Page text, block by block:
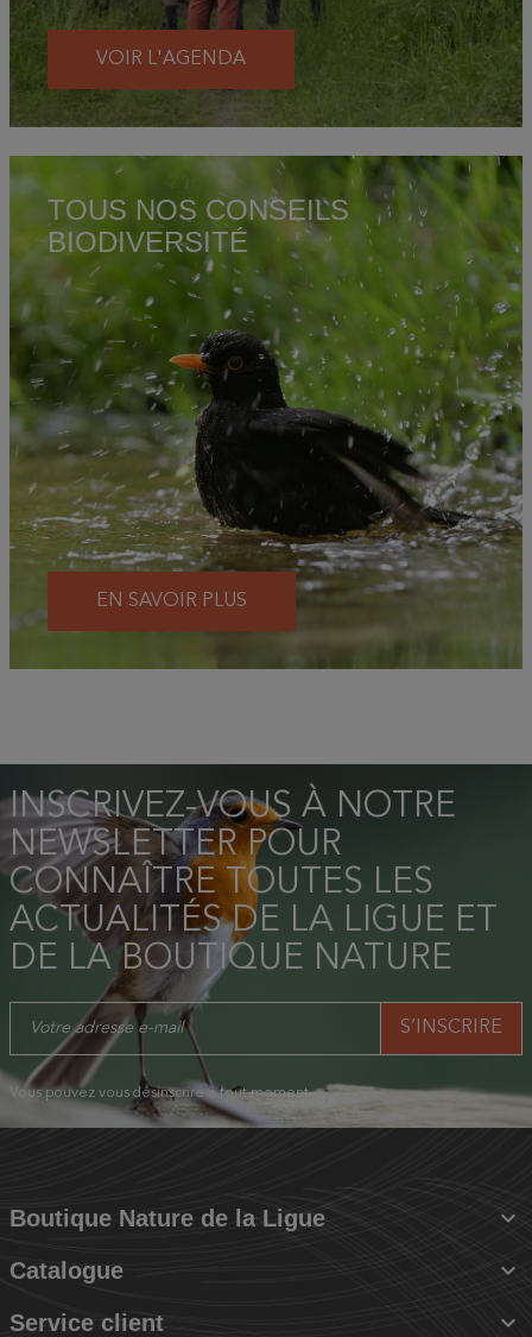
VOIR L'AGENDA
TOUS NOS CONSEILS
BIODIVERSITÉ
EN SAVOIR PLUS
INSCRIVEZ-VOUS À NOTRE
NEWSLETTER POUR
CONNAÎTRE TOUTES LES
ACTUALITÉS DE LA LIGUE ET
DE LA BOUTIQUE NATURE
Vous pouvez vous désinscrire à tout moment.
Boutique Nature de la Ligue 
Catalogue 
Service client 